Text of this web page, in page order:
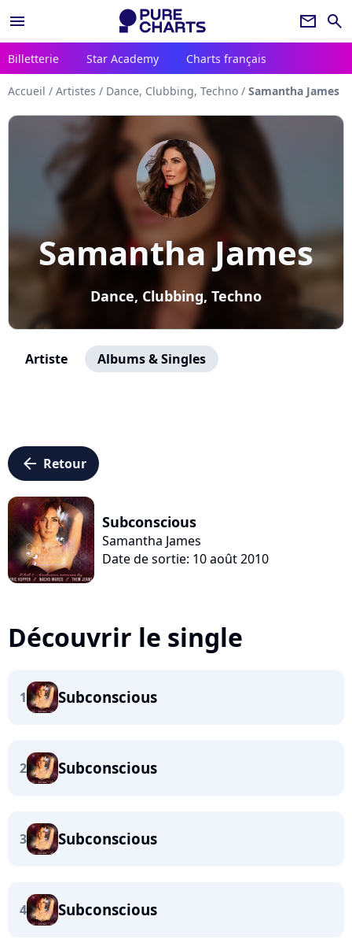
menu newsletter search
Billetterie Star Academy Charts français
Accueil / Artistes / Dance, Clubbing, Techno / Samantha James
Samantha James
Dance, Clubbing, Techno
Artiste Albums & Singles
arrow_left Retour
Subconscious
Samantha James
Date de sortie: 10 août 2010
Découvrir le single
1 Subconscious
2 Subconscious
3 Subconscious
4 Subconscious